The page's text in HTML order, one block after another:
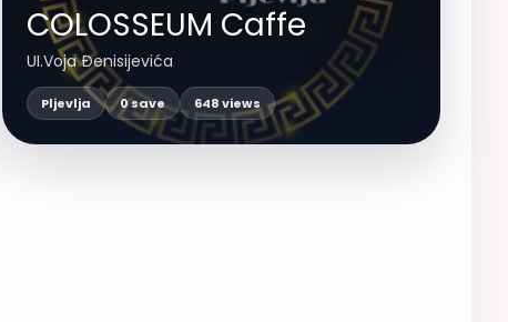
COLOSSEUM Caffe
UI.Voja Đenisijevića
Pljevlja 0 save 648 views